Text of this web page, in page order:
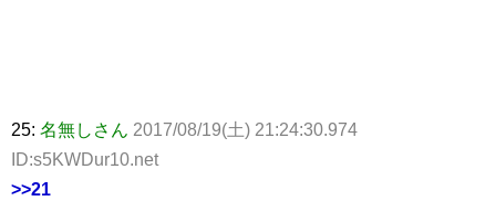
25: 名無しさん 2017/08/19(土) 21:24:30.974
ID:s5KWDur10.net
>>21